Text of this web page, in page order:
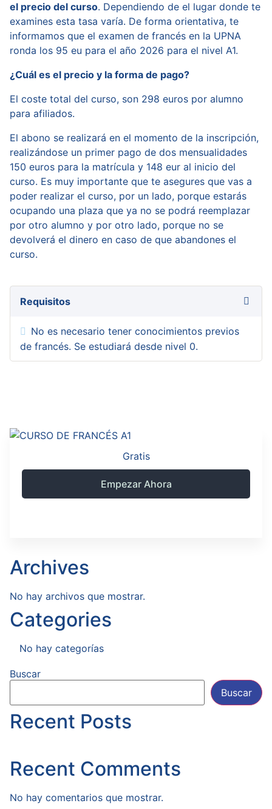
el precio del curso. Dependiendo de el lugar donde te
examines esta tasa varía. De forma orientativa, te
informamos que el examen de francés en la UPNA
ronda los 95 eu para el año 2026 para el nivel A1.
¿Cuál es el precio y la forma de pago?
El coste total del curso, son 298 euros por alumno
para afiliados.
El abono se realizará en el momento de la inscripción,
realizándose un primer pago de dos mensualidades
150 euros para la matrícula y 148 eur al inicio del
curso. Es muy importante que te asegures que vas a
poder realizar el curso, por un lado, porque estarás
ocupando una plaza que ya no se podrá reemplazar
por otro alumno y por otro lado, porque no se
devolverá el dinero en caso de que abandones el
curso.
Requisitos
No es necesario tener conocimientos previos
de francés. Se estudiará desde nivel 0.
Gratis
Empezar Ahora
Archives
No hay archivos que mostrar.
Categories
No hay categorías
Buscar
Buscar
Recent Posts
Recent Comments
No hay comentarios que mostrar.